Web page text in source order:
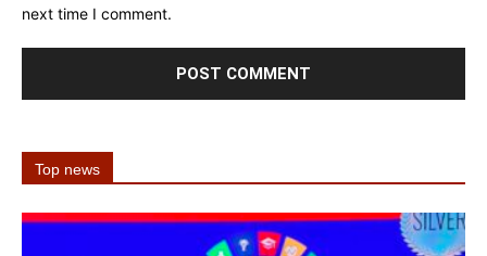
next time I comment.
Top news